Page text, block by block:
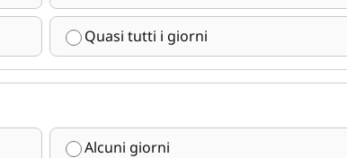
Quasi tutti i giorni
Alcuni giorni